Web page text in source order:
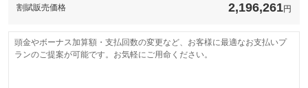
割賦販売価格 2,196,261円
頭金やボーナス加算額・支払回数の変更など、お客様に最適なお支払いプ
ランのご提案が可能です。お気軽にご用命ください。